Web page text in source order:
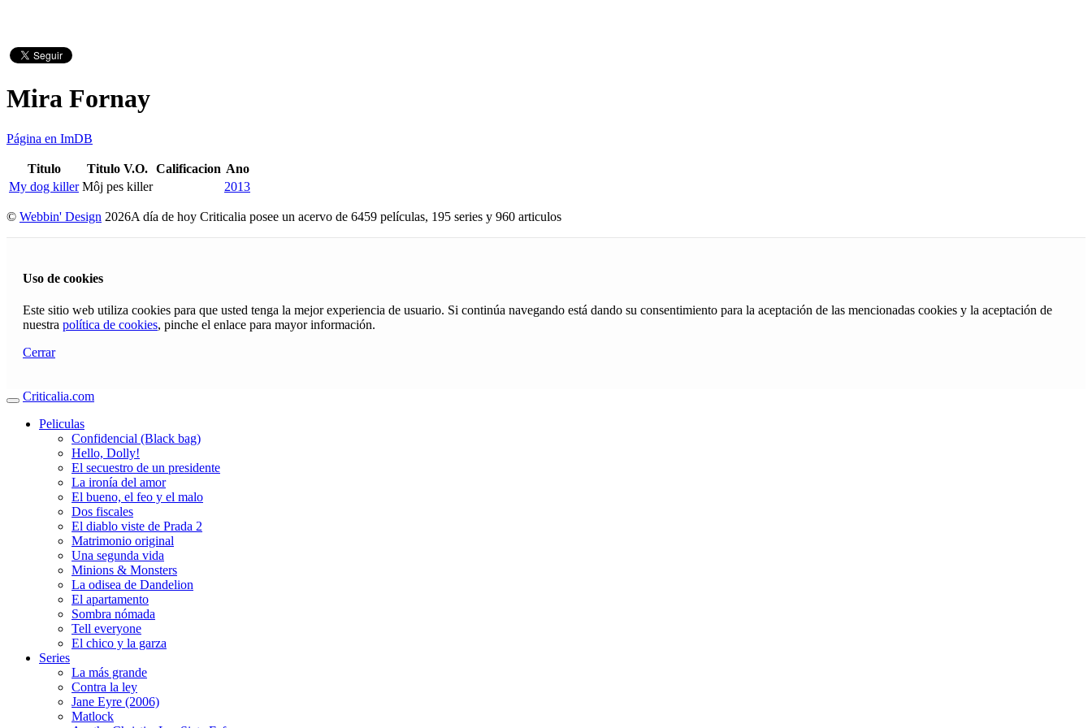
Mira Fornay
Página en ImDB
Titulo Titulo V.O. Calificacion Ano
My dog killer Môj pes killer 2013
© Webbin' Design 2026A día de hoy Criticalia posee un acervo de 6459 películas, 195 series y 960 articulos
Uso de cookies
Este sitio web utiliza cookies para que usted tenga la mejor experiencia de usuario. Si continúa navegando está dando su consentimiento para la aceptación de las mencionadas cookies y la aceptación de
nuestra política de cookies, pinche el enlace para mayor información.
Cerrar
Criticalia.com
Peliculas
Confidencial (Black bag)
Hello, Dolly!
El secuestro de un presidente
La ironía del amor
El bueno, el feo y el malo
Dos fiscales
El diablo viste de Prada 2
Matrimonio original
Una segunda vida
Minions & Monsters
La odisea de Dandelion
El apartamento
Sombra nómada
Tell everyone
El chico y la garza
Series
La más grande
Contra la ley
Jane Eyre (2006)
Matlock